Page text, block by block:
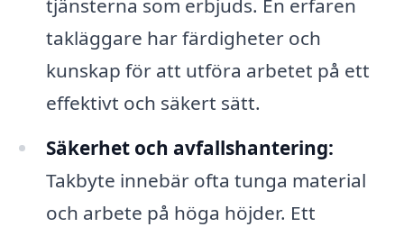
tjänsterna som erbjuds. En erfaren
takläggare har färdigheter och
kunskap för att utföra arbetet på ett
effektivt och säkert sätt.
Säkerhet och avfallshantering:
Takbyte innebär ofta tunga material
och arbete på höga höjder. Ett